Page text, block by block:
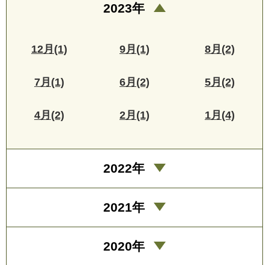
2023年
12月(1) 9月(1) 8月(2)
7月(1) 6月(2) 5月(2)
4月(2) 2月(1) 1月(4)
2022年
2021年
2020年